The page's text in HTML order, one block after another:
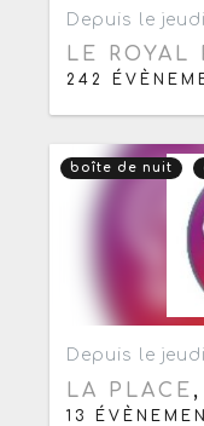
Depuis le
LE ROYAL
242
boîte de nuit
Depuis le
LA PLACE ,
13